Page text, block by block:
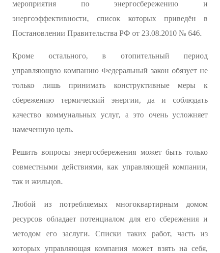
мероприятия по энергосбережению и
энергоэффективности, список которых приведён в
Постановлении Правительства РФ от 23.08.2010 № 646.
Кроме остального, в отопительный период
управляющую компанию Федеральный закон обязует не
только лишь принимать конструктивные меры к
сбережению термический энергии, да и соблюдать
качество коммунальных услуг, а это очень усложняет
намеченную цель.
Решить вопросы энергосбережения может быть только
совместными действиями, как управляющей компании,
так и жильцов.
Любой из потребляемых многоквартирным домом
ресурсов обладает потенциалом для его сбережения и
методом его заслуги. Списки таких работ, часть из
которых управляющая компания может взять на себя,